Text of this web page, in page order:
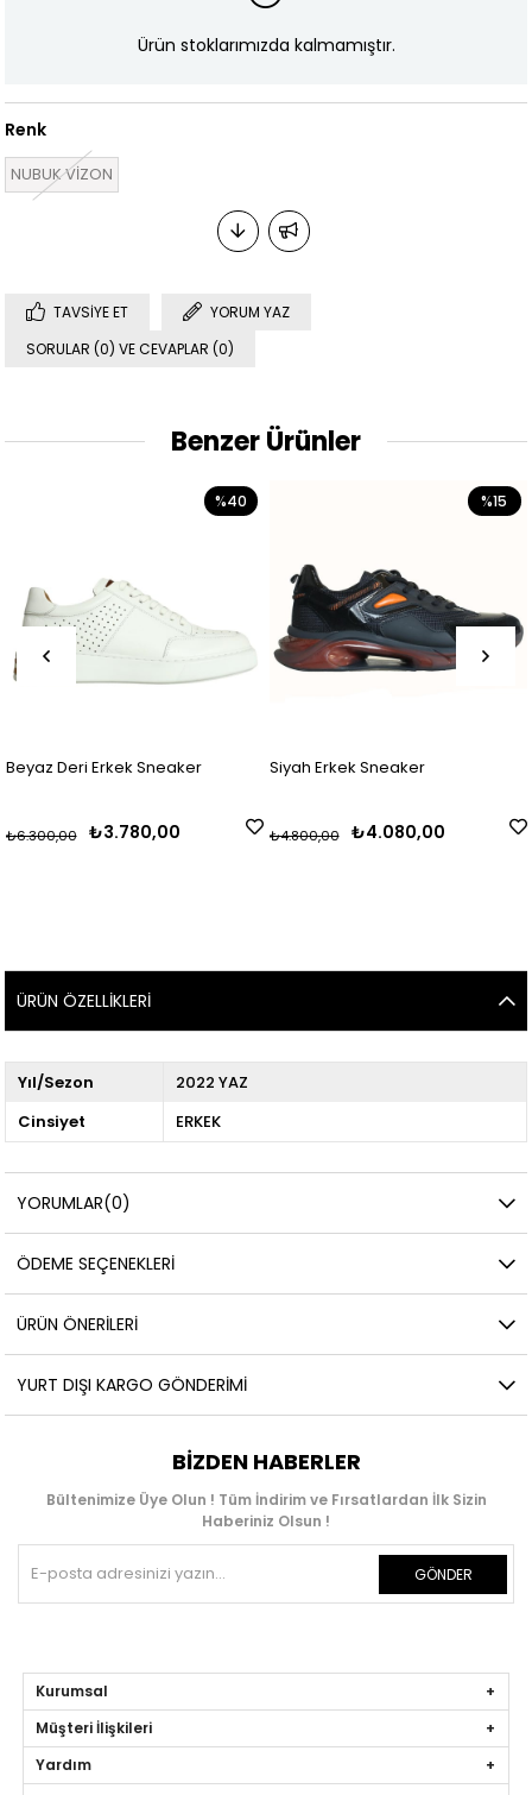
Ürün stoklarımızda kalmamıştır.
Renk
NUBUK VİZON
TAVSIYE ET
YORUM YAZ
SORULAR (0) VE CEVAPLAR (0)
Benzer Ürünler
Deri Erkek Sneaker
₺3.780,00
%40
Siyah Erkek Sneaker
₺4.080,00
₺4.800,00
%15
ÜRÜN ÖZELLIKLERI
Yıl/Sezon
2022 YAZ
Cinsiyet
ERKEK
YORUMLAR(0)
ÖDEME SEÇENEKLERI
ÜRÜN ÖNERILERI
YURT DIŞI KARGO GÖNDERIMI
BIZDEN HABERLER
Bültenimize Üye Olun ! Tüm İndirim ve Fırsatlardan İlk Sizin
Haberiniz Olsun !
GÖNDER
Kurumsal
Müşteri İlişkileri
Yardım